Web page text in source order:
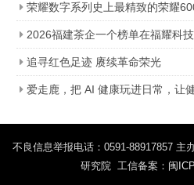
降负，轻松降本增效
荣耀数字系列史上最精致的荣耀
价2294.15元起
2026福建茶企一个榜单在福耀科
追寻红色足迹 赓续革命荣光
爱走鹿，把 AI 健康玩进日常，让
不良信息举报电话：0591-88917857 主
研究院 工信备案： 闽